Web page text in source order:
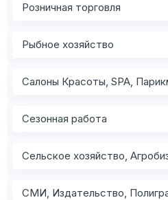
Розничная торговля
Рыбное хозяйство
Салоны Красоты, SPA,
Сезонная работа
Сельское хозяйство,
СМИ, Издательство,